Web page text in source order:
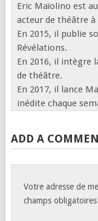
Eric Maïolino est
acteur de théâtre à
En 2015, il publie
Révélations.
En 2016, il intègre
de théâtre.
En 2017, il lance
inédite chaque
ADD A
Votre adresse de
champs